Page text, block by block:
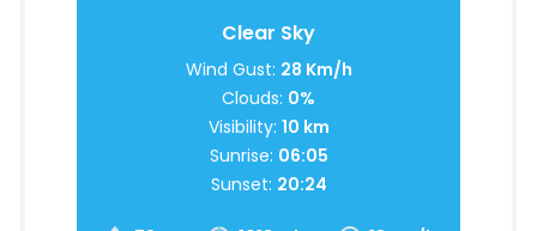
Clear Sky
Wind Gust: 28 Km/h
Clouds: 0%
Visibility: 10 km
Sunrise: 06:05
Sunset: 20:24